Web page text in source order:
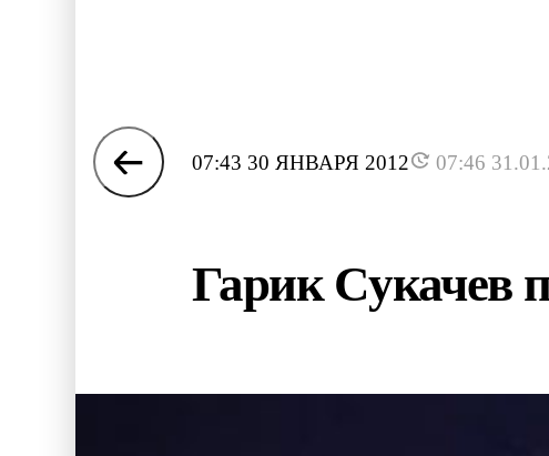
07:43 30 ЯНВАРЯ 2012 07:46
Гарик Сукачев